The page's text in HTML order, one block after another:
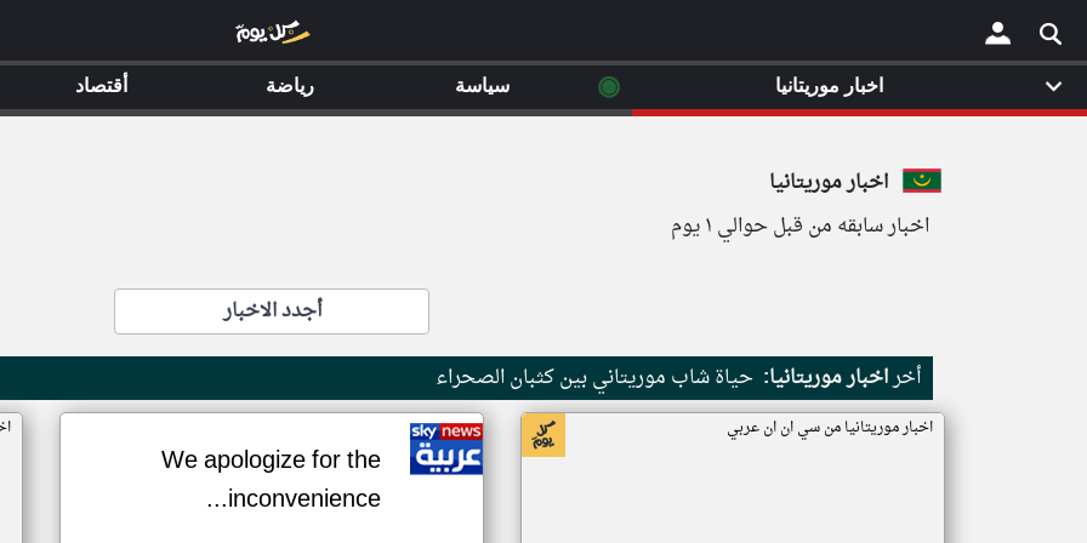
×
اخبار موريتانيا
اخبار سابقه من قبل حوالي ١ يوم
أجدد الاخبار
أخراخبار موريتانيا: حياة شاب موريتاني بين كثبان الصحراء
اخبار موريتانيا من سي ان ان عربي
We apologize for the
inconvenience...
اخبار موريتانيا ◉ سياسة رياضة أقتصاد